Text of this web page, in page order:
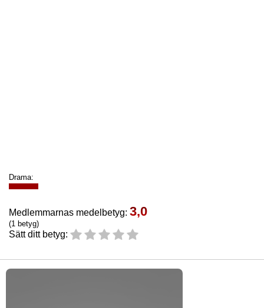
Drama:
Medlemmarnas medelbetyg: 3,0
(1 betyg)
Sätt ditt betyg: